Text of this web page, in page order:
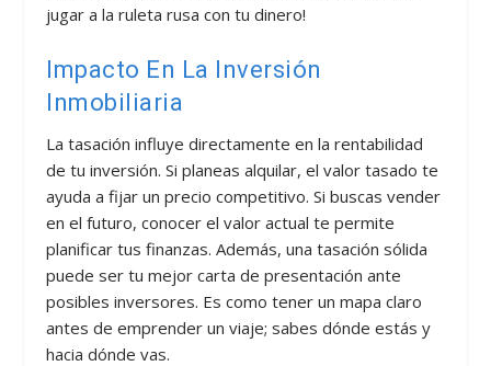
jugar a la ruleta rusa con tu dinero!
Impacto En La Inversión
Inmobiliaria
La tasación influye directamente en la rentabilidad
de tu inversión. Si planeas alquilar, el valor tasado te
ayuda a fijar un precio competitivo. Si buscas vender
en el futuro, conocer el valor actual te permite
planificar tus finanzas. Además, una tasación sólida
puede ser tu mejor carta de presentación ante
posibles inversores. Es como tener un mapa claro
antes de emprender un viaje; sabes dónde estás y
hacia dónde vas.